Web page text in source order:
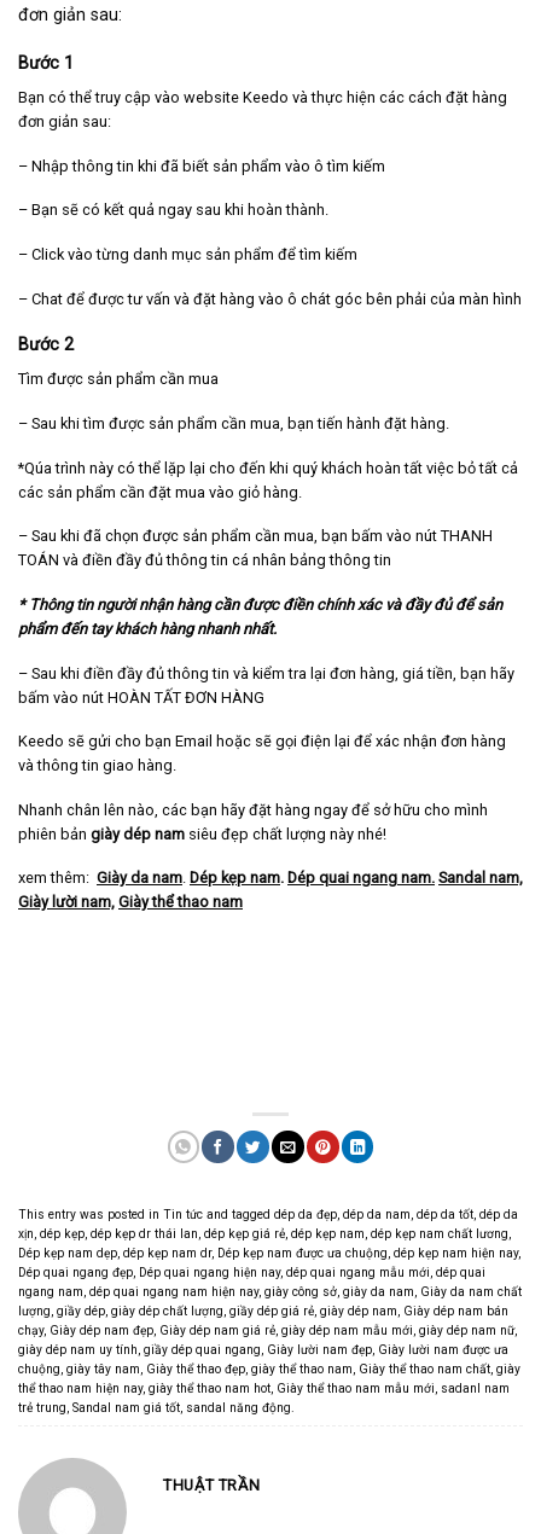
đơn giản sau:
Bước 1
Bạn có thể truy cập vào website Keedo và thực hiện các cách đặt hàng
đơn giản sau:
– Nhập thông tin khi đã biết sản phẩm vào ô tìm kiếm
– Bạn sẽ có kết quả ngay sau khi hoàn thành.
– Click vào từng danh mục sản phẩm để tìm kiếm
– Chat để được tư vấn và đặt hàng vào ô chát góc bên phải của màn hình
Bước 2
Tìm được sản phẩm cần mua
– Sau khi tìm được sản phẩm cần mua, bạn tiến hành đặt hàng.
*Qúa trình này có thể lặp lại cho đến khi quý khách hoàn tất việc bỏ tất cả
các sản phẩm cần đặt mua vào giỏ hàng.
– Sau khi đã chọn được sản phẩm cần mua, bạn bấm vào nút THANH
TOÁN và điền đầy đủ thông tin cá nhân bảng thông tin
* Thông tin người nhận hàng cần được điền chính xác và đầy đủ để sản
phẩm đến tay khách hàng nhanh nhất.
– Sau khi điền đầy đủ thông tin và kiểm tra lại đơn hàng, giá tiền, bạn hãy
bấm vào nút HOÀN TẤT ĐƠN HÀNG
Keedo sẽ gửi cho bạn Email hoặc sẽ gọi điện lại để xác nhận đơn hàng
và thông tin giao hàng.
Nhanh chân lên nào, các bạn hãy đặt hàng ngay để sở hữu cho mình
phiên bản giày dép nam siêu đẹp chất lượng này nhé!
xem thêm: Giày da nam. Dép kẹp nam. Dép quai ngang nam. Sandal nam,
Giày lười nam, Giày thể thao nam
This entry was posted in Tin tức and tagged dép da đẹp, dép da nam, dép da tốt, dép da
xịn, dép kẹp, dép kẹp dr thái lan, dép kẹp giá rẻ, dép kẹp nam, dép kẹp nam chất lương,
Dép kẹp nam dẹp, dép kẹp nam dr, Dép kẹp nam được ưa chuộng, dép kẹp nam hiện nay,
Dép quai ngang đẹp, Dép quai ngang hiện nay, dép quai ngang mẫu mới, dép quai
ngang nam, dép quai ngang nam hiện nay, giày công sở, giày da nam, Giày da nam chất
lượng, giầy dép, giày dép chất lượng, giầy dép giá rẻ, giày dép nam, Giày dép nam bán
chạy, Giày dép nam đẹp, Giày dép nam giá rẻ, giày dép nam mẫu mới, giày dép nam nữ,
giày dép nam uy tính, giầy dép quai ngang, Giày lười nam đẹp, Giày lười nam được ưa
chuộng, giày tây nam, Giày thể thao đẹp, giày thể thao nam, Giày thể thao nam chất, giày
thể thao nam hiện nay, giày thể thao nam hot, Giày thể thao nam mẫu mới, sadanl nam
trẻ trung, Sandal nam giá tốt, sandal năng động.
THUẬT TRẦN